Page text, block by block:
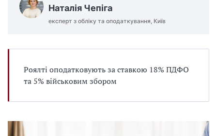
Наталія Чепіга
експерт з обліку та оподаткування, Київ
Роялті оподатковують за ставкою 18% ПДФО
та 5% військовим збором